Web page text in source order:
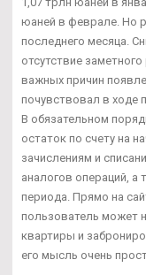
юаней в феврале. Но
последнего месяца.
отсутствие
важных причин
почувствовал в ходе
В обязательном
остаток по счету на
зачислениям и
аналогов операций, а
периода. Прямо на
пользователь может
квартиры и
его мысль очень